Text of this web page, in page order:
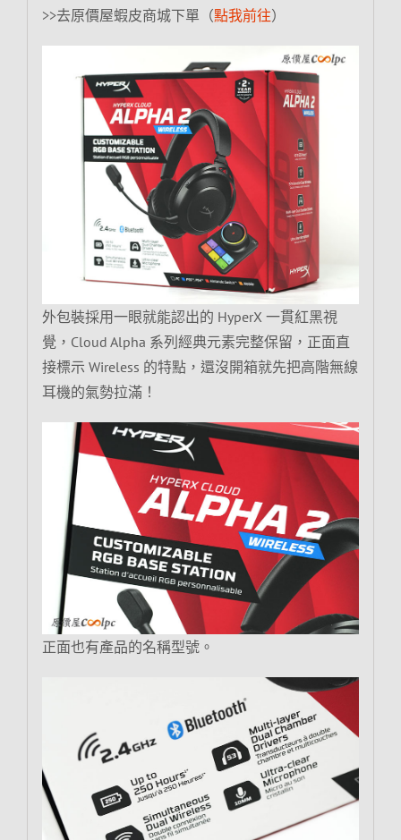
>>去原價屋蝦皮商城下單（點我前往）
外包裝採用一眼就能認出的 HyperX 一貫紅黑視
覺，Cloud Alpha 系列經典元素完整保留，正面直
接標示 Wireless 的特點，還沒開箱就先把高階無線
耳機的氣勢拉滿！
正面也有產品的名稱型號。